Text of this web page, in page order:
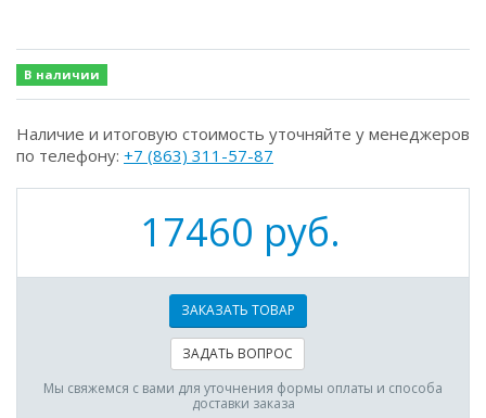
В наличии
Наличие и итоговую стоимость уточняйте у менеджеров
по телефону: +7 (863) 311-57-87
17460 руб.
ЗАКАЗАТЬ ТОВАР
ЗАДАТЬ ВОПРОС
Мы свяжемся с вами для уточнения формы оплаты и способа
доставки заказа